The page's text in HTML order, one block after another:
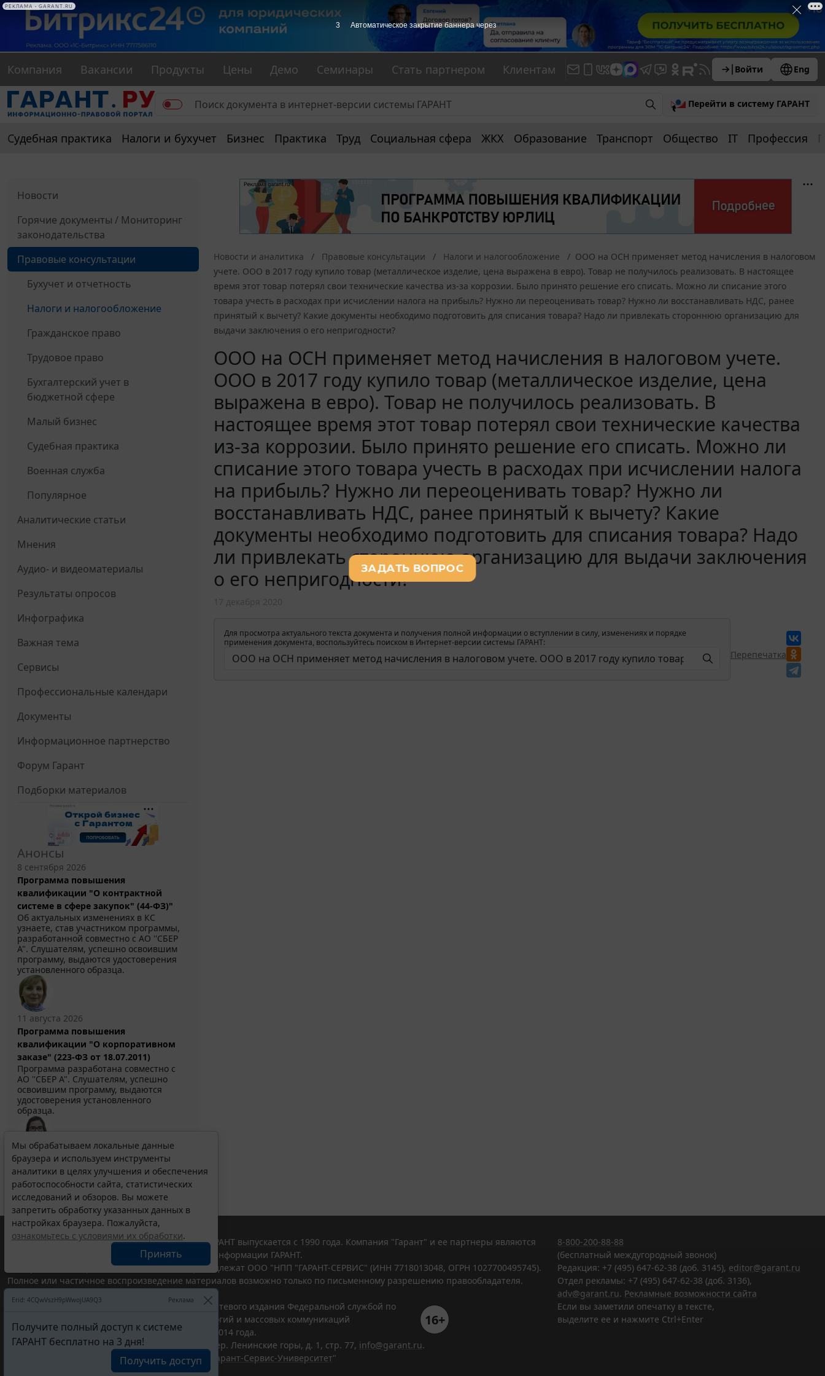
Компания Вакансии Продукты Цены Демо Семинары Стать партнером Клиентам Войти Eng
Перейти в систему ГАРАНТ
Судебная практика Налоги и бухучет Бизнес Практика Труд Социальная сфера ЖКХ Образование Транспорт Общество IT Профессия
Новости
Горячие документы / Мониторинг
законодательства
Правовые консультации
Бухучет и отчетность
Налоги и налогообложение
Гражданское право
Трудовое право
Бухгалтерский учет в
бюджетной сфере
Малый бизнес
Судебная практика
Военная служба
Популярное
Аналитические статьи
Мнения
Аудио- и видеоматериалы
Результаты опросов
Инфографика
Важная тема
Сервисы
Профессиональные календари
Документы
Информационное партнерство
Форум Гарант
Подборки материалов
Анонсы
8 сентября 2026
Программа повышения
квалификации "О контрактной
системе в сфере закупок" (44-ФЗ)"
Об актуальных изменениях в КС
узнаете, став участником программы,
разработанной совместно с АО ''СБЕР
А". Слушателям, успешно освоившим
программу, выдаются удостоверения
установленного образца.
11 августа 2026
Программа повышения
квалификации "О корпоративном
заказе" (223-ФЗ от 18.07.2011)
Программа разработана совместно с
АО ''СБЕР А". Слушателям, успешно
освоившим программу, выдаются
удостоверения установленного
образца.
Выберите тему программы повышения квалификации
для юристов ...
Новости и аналитика Правовые консультации Налоги и налогообложение
ООО на ОСН применяет метод начисления в налоговом
учете. ООО в 2017 году купило товар (металлическое изделие, цена выражена в евро). Товар не получилось реализовать. В настоящее
время этот товар потерял свои технические качества из-за коррозии. Было принято решение его списать. Можно ли списание этого
товара учесть в расходах при исчислении налога на прибыль? Нужно ли переоценивать товар? Нужно ли восстанавливать НДС, ранее
принятый к вычету? Какие документы необходимо подготовить для списания товара? Надо ли привлекать стороннюю организацию для
выдачи заключения о его непригодности?
ООО на ОСН применяет метод начисления в налоговом учете.
ООО в 2017 году купило товар (металлическое изделие, цена
выражена в евро). Товар не получилось реализовать. В
настоящее время этот товар потерял свои технические качества
из-за коррозии. Было принято решение его списать. Можно ли
списание этого товара учесть в расходах при исчислении налога
на прибыль? Нужно ли переоценивать товар? Нужно ли
восстанавливать НДС, ранее принятый к вычету? Какие
документы необходимо подготовить для списания товара? Надо
ли привлекать стороннюю организацию для выдачи заключения
о его непригодности?
Для просмотра актуального текста документа и получения полной информации о вступлении в силу, изменениях и порядке
применения документа, воспользуйтесь поиском в Интернет-версии системы ГАРАНТ:
Перепечатка
Мы обрабатываем локальные данные
браузера и используем инструменты
аналитики в целях улучшения и обеспечения
работоспособности сайта, статистических
исследований и обзоров. Вы можете
запретить обработку указанных данных в
настройках браузера. Пожалуйста,
ознакомьтесь с условиями их обработки.
Принять
Erid: 4CQwVszH9pWwojUA9Q3 Реклама
Получите полный доступ к системе
ГАРАНТ бесплатно на 3 дня!
Получить доступ
© ООО "НПП "ГАРАНТ-СЕРВИС", 2026. Система ГАРАНТ выпускается с 1990 года. Компания "Гарант" и ее партнеры являются
участниками Российской ассоциации правовой информации ГАРАНТ.
Все права на материалы сайта ГАРАНТ.РУ принадлежат ООО "НПП "ГАРАНТ-СЕРВИС" (ИНН 7718013048, ОГРН 1027700495745).
Полное или частичное воспроизведение материалов возможно только по письменному разрешению правообладателя.
Портал ГАРАНТ.РУ зарегистрирован в качестве сетевого издания Федеральной службой по
надзору в сфере связи,информационных технологий и массовых коммуникаций
(Роскомнадзором), Эл № ФС77-58365 от 18 июня 2014 года.
16+
ООО "НПП "ГАРАНТ-СЕРВИС", 119234, г. Москва, тер. Ленинские горы, д. 1, стр. 77, info@garant.ru.
Разработчик ЭПС Система ГАРАНТ – ООО "НПП "
Гарант-Сервис-Университет"
8-800-200-88-88
(бесплатный междугородный звонок)
Редакция: +7 (495) 647-62-38 (доб. 3145), editor@garant.ru
Отдел рекламы: +7 (495) 647-62-38 (доб. 3136),
adv@garant.ru. Рекламные возможности сайта
Если вы заметили опечатку в тексте,
выделите ее и нажмите Ctrl+Enter
2 Автоматическое закрытие баннера через
РЕКЛАМА • GARANT.RU